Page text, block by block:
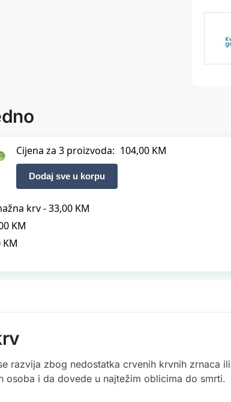
Cijena za 3 proizvoda: 104,00 KM
Dodaj sve u korpu
krv-33,00 KM
KM
KM
razvija zbog nedostatka crvenih krvnih zrnaca
i da dovede u najtežim oblicima do smrti.